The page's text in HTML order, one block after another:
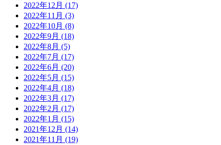
2022年12月 (17)
2022年11月 (3)
2022年10月 (8)
2022年9月 (18)
2022年8月 (5)
2022年7月 (17)
2022年6月 (20)
2022年5月 (15)
2022年4月 (18)
2022年3月 (17)
2022年2月 (17)
2022年1月 (15)
2021年12月 (14)
2021年11月 (19)